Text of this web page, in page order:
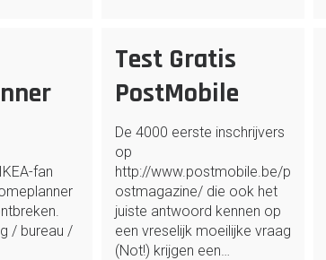
fan
/ bureau /
Test Gratis
PostMobile
De 4000 eerste inschrijvers
op
http://www.postmobile.be/p
ostmagazine/ die ook het
juiste antwoord kennen op
een vreselijk moeilijke vraag
(Not!) krijgen een…